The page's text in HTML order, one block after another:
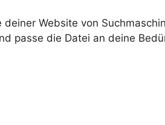
Website von
passe die Datei an deine